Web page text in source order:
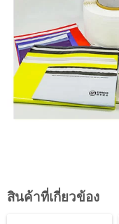
สินค้าที่เกี่ยวข้อง